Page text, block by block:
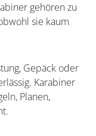
gehören zu
sie kaum
Gepäck oder
Karabiner
Planen,